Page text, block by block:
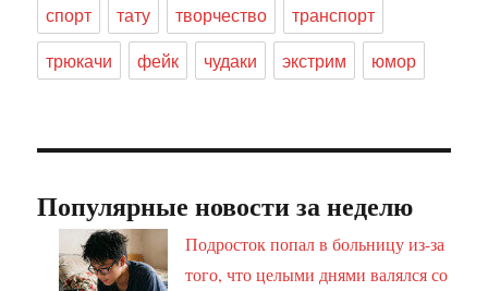
спорт
тату творчество
транспорт
трюкачи
фейк чудаки экстрим юмор
Популярные новости за неделю
Подросток попал в больницу из-за
того, что целыми днями валялся со